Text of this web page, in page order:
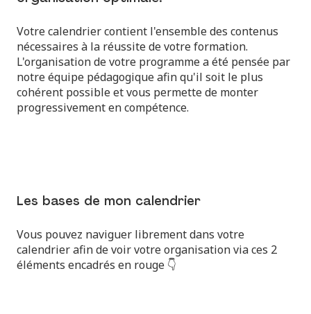
Votre calendrier contient l'ensemble des contenus
nécessaires à la réussite de votre formation.
L'organisation de votre programme a été pensée par
notre équipe pédagogique afin qu'il soit le plus
cohérent possible et vous permette de monter
progressivement en compétence.
Les bases de mon calendrier
Vous pouvez naviguer librement dans votre
calendrier afin de voir votre organisation via ces 2
éléments encadrés en rouge 👇